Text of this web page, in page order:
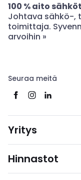
100 % aito
Johtava sähkö-,
toimittaja.
arvoihin »
Seuraa meitä
Yritys
Hinnastot